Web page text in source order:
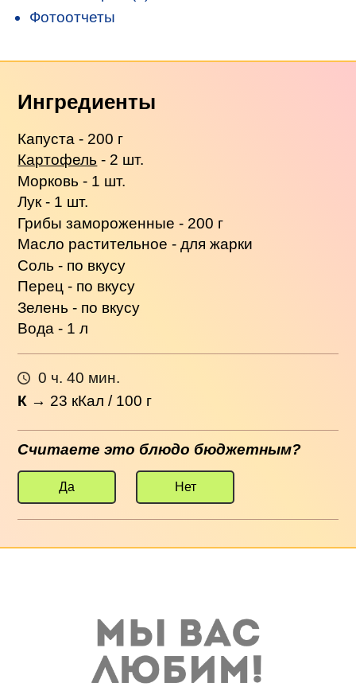
Фотоотчеты
Ингредиенты
Капуста - 200 г
Картофель - 2 шт.
Морковь - 1 шт.
Лук - 1 шт.
Грибы замороженные - 200 г
Масло растительное - для жарки
Соль - по вкусу
Перец - по вкусу
Зелень - по вкусу
Вода - 1 л
0 ч. 40 мин.
К → 23 кКал / 100 г
Считаете это блюдо бюджетным?
Да Нет